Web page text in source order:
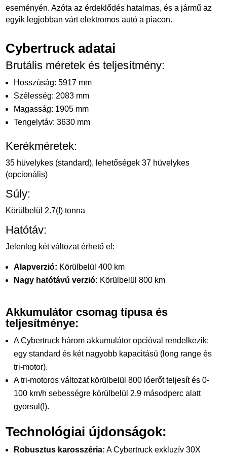
eseményén. Azóta az érdeklődés hatalmas, és a jármű az
egyik legjobban várt elektromos autó a piacon.
Cybertruck adatai
Brutális méretek és teljesítmény:
Hosszúság: 5917 mm
Szélesség: 2083 mm
Magasság: 1905 mm
Tengelytáv: 3630 mm
Kerékméretek:
35 hüvelykes (standard), lehetőségek 37 hüvelykes
(opcionális)
Súly:
Körülbelül 2.7(!) tonna
Hatótáv:
Jelenleg két változat érhető el:
Alapverzió: Körülbelül 400 km
Nagy hatótávú verzió: Körülbelül 800 km
Akkumulátor csomag típusa és
teljesítménye:
A Cybertruck három akkumulátor opcióval rendelkezik:
egy standard és két nagyobb kapacitású (long range és
tri-motor).
A tri-motoros változat körülbelül 800 lóerőt teljesít és 0-
100 km/h sebességre körülbelül 2.9 másodperc alatt
gyorsul(!).
Technológiai újdonságok:
Robusztus karosszéria: A Cybertruck exkluzív 30X